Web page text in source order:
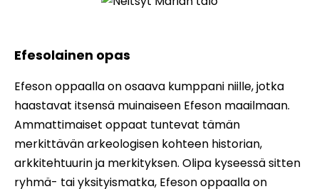
Efesolainen opas
Efeson oppaalla on osaava kumppani niille, jotka
haastavat itsensä muinaiseen Efeson maailmaan.
Ammattimaiset oppaat tuntevat tämän
merkittävän arkeologisen kohteen historian,
arkkitehtuurin ja merkityksen. Olipa kyseessä sitten
ryhmä- tai yksityismatka, Efeson oppaalla on